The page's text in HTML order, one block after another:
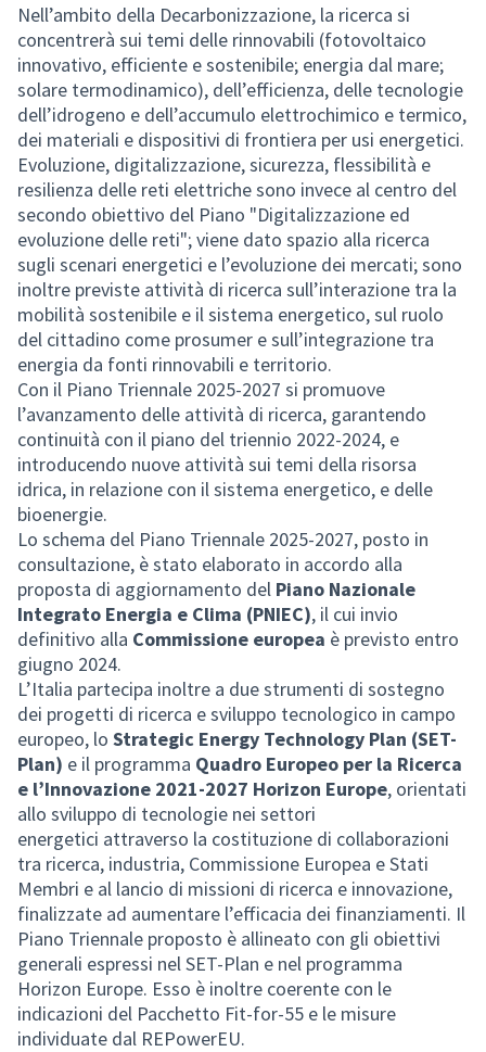
Nell’ambito della Decarbonizzazione, la ricerca si
concentrerà sui temi delle rinnovabili (fotovoltaico
innovativo, efficiente e sostenibile; energia dal mare;
solare termodinamico), dell’efficienza, delle tecnologie
dell’idrogeno e dell’accumulo elettrochimico e termico,
dei materiali e dispositivi di frontiera per usi energetici.
Evoluzione, digitalizzazione, sicurezza, flessibilità e
resilienza delle reti elettriche sono invece al centro del
secondo obiettivo del Piano "Digitalizzazione ed
evoluzione delle reti"; viene dato spazio alla ricerca
sugli scenari energetici e l’evoluzione dei mercati; sono
inoltre previste attività di ricerca sull’interazione tra la
mobilità sostenibile e il sistema energetico, sul ruolo
del cittadino come prosumer e sull’integrazione tra
energia da fonti rinnovabili e territorio.
Con il Piano Triennale 2025-2027 si promuove
l’avanzamento delle attività di ricerca, garantendo
continuità con il piano del triennio 2022-2024, e
introducendo nuove attività sui temi della risorsa
idrica, in relazione con il sistema energetico, e delle
bioenergie.
Lo schema del Piano Triennale 2025-2027, posto in
consultazione, è stato elaborato in accordo alla
proposta di aggiornamento del Piano Nazionale
Integrato Energia e Clima (PNIEC), il cui invio
definitivo alla Commissione europea è previsto entro
giugno 2024.
L’Italia partecipa inoltre a due strumenti di sostegno
dei progetti di ricerca e sviluppo tecnologico in campo
europeo, lo Strategic Energy Technology Plan (SET-
Plan) e il programma Quadro Europeo per la Ricerca
e l’Innovazione 2021-2027 Horizon Europe, orientati
allo sviluppo di tecnologie nei settori
energetici attraverso la costituzione di collaborazioni
tra ricerca, industria, Commissione Europea e Stati
Membri e al lancio di missioni di ricerca e innovazione,
finalizzate ad aumentare l’efficacia dei finanziamenti. Il
Piano Triennale proposto è allineato con gli obiettivi
generali espressi nel SET-Plan e nel programma
Horizon Europe. Esso è inoltre coerente con le
indicazioni del Pacchetto Fit-for-55 e le misure
individuate dal REPowerEU.